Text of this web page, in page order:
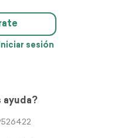
sesión
ayuda?